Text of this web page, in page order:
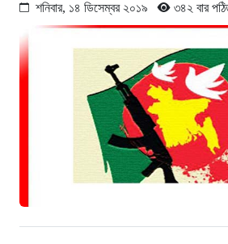
শনিবার, ১৪ ডিসেম্বর ২০১৯ ৩৪২ বার